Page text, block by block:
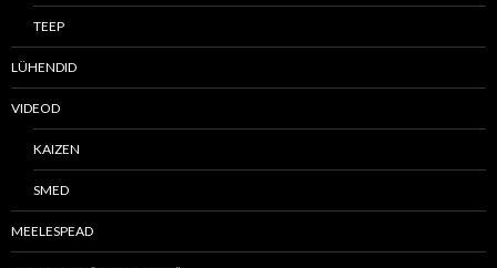
TEEP
LÜHENDID
VIDEOD
KAIZEN
SMED
MEELESPEAD